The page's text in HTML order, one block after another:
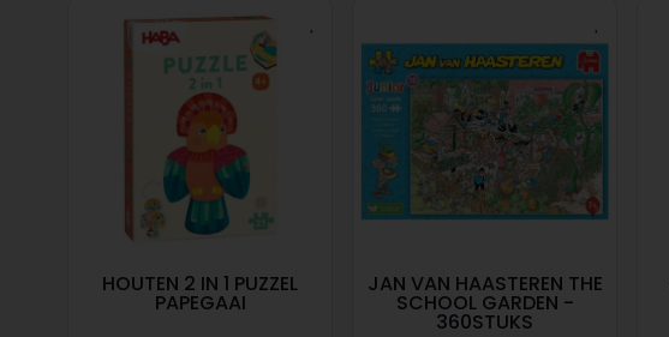
HOUTEN 2 IN 1 PUZZEL
PAPEGAAI
JAN VAN HAASTEREN THE
SCHOOL GARDEN -
360STUKS